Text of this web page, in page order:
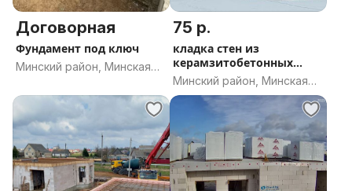
Договорная
Фундамент под ключ
Минский район, Минская
75 р.
кладка стен из
керамзитобетонных
блоков
Минский район, Минская
область